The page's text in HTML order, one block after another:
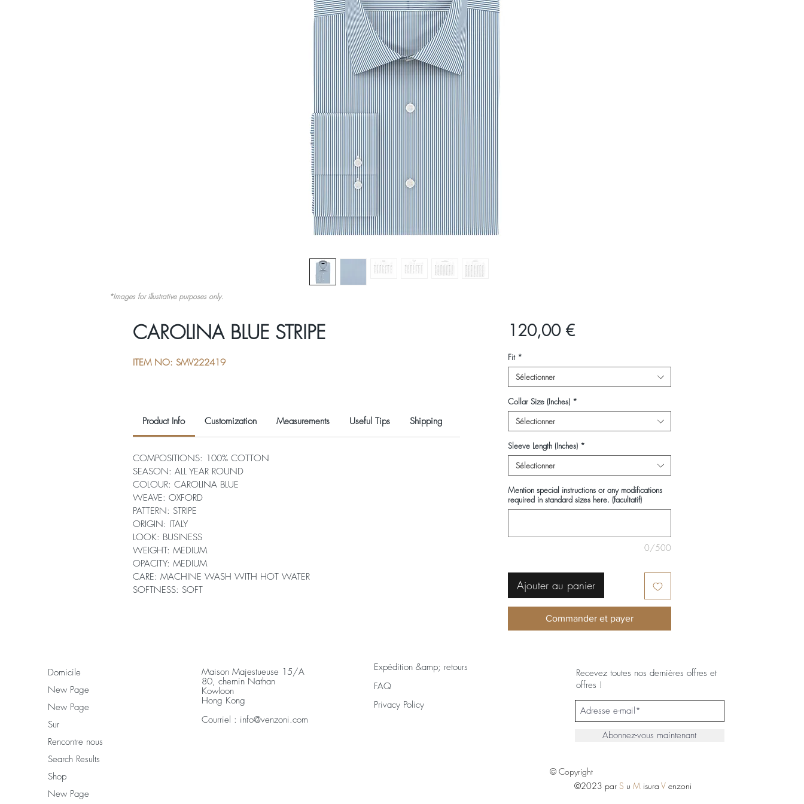
CAROLINA BLUE STRIPE
ITEM NO: SMV222419
Product Info Customization Measurements Useful Tips Shipping
COMPOSITIONS: 100% COTTON
SEASON: ALL YEAR ROUND
COLOUR: CAROLINA BLUE
WEAVE: OXFORD
PATTERN: STRIPE
ORIGIN: ITALY
LOOK: BUSINESS
WEIGHT: MEDIUM
OPACITY: MEDIUM
CARE: MACHINE WASH WITH HOT WATER
SOFTNESS: SOFT
120,00 €Prix
Fit *
Sélectionner
Collar Size (Inches) *
Sélectionner
Sleeve Length (Inches) *
Sélectionner
Mention special instructions or any modifications
required in standard sizes here. (facultatif)
0/500
Ajouter au panier
Commander et payer
*Images for illustrative purposes only.
Domicile
New Page
New Page
Sur
Rencontre nous
Search Results
Shop
New Page
Maison Majestueuse 15/A
80, chemin Nathan
Kowloon
Hong Kong
Courriel : info@venzoni.com
Expédition &amp; retours
FAQ
Privacy Policy
Recevez toutes nos dernières offres et
offres !
Abonnez-vous maintenant
©2023 par S u M isura V enzoni
© Copyright